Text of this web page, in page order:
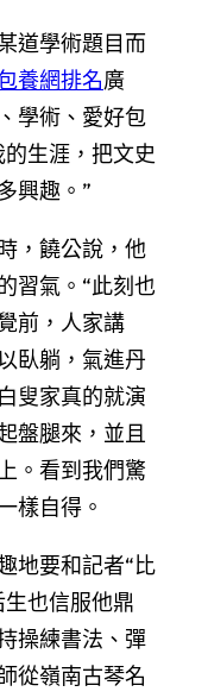
道學術題目而
養網排名廣
學術、愛好包
生涯，把文史
興趣。”
，饒公說，他
習氣。“此刻也
前，人家講
臥躺，氣進丹
叟家真的就演
盤腿來，並且
。看到我們驚
樣自得。
地要和記者“比
也信服他鼎
操練書法、彈
從嶺南古琴名